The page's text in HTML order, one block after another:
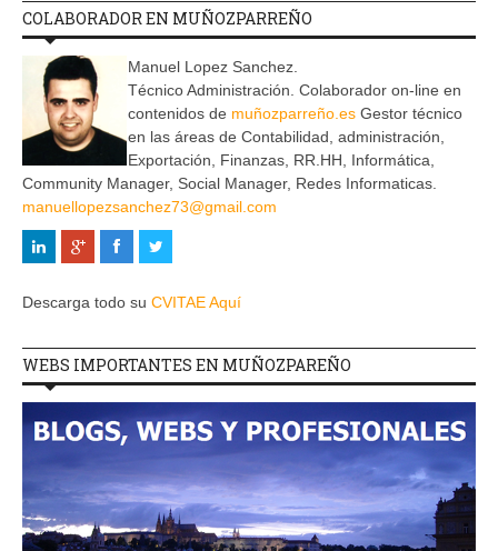
COLABORADOR EN MUÑOZPARREÑO
Manuel Lopez Sanchez.
Técnico Administración. Colaborador on-line en
contenidos de muñozparreño.es Gestor técnico
en las áreas de Contabilidad, administración,
Exportación, Finanzas, RR.HH, Informática,
Community Manager, Social Manager, Redes Informaticas.
manuellopezsanchez73@gmail.com
Descarga todo su CVITAE Aquí
WEBS IMPORTANTES EN MUÑOZPAREÑO